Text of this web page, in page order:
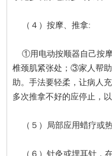
（４）按摩、推拿:
①用电动按顺器自己按
椎颈肌紧张处；③家人帮
助。手法要轻柔，让病人
多次推拿不好的应停止，以
（５）局部应用蜡疗或热
（６）针灸或埋耳针，在